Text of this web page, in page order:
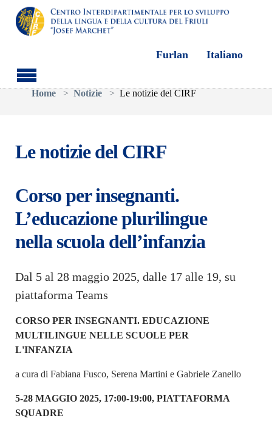
Skip to main content
Furlan Italiano
You are here:
Home
Notizie Le notizie del CIRF
Le notizie del CIRF
Corso per insegnanti.
L’educazione plurilingue
nella scuola dell’infanzia
Dal 5 al 28 maggio 2025, dalle 17 alle 19, su
piattaforma Teams
CORSO PER INSEGNANTI. EDUCAZIONE
MULTILINGUE NELLE SCUOLE PER
L'INFANZIA
a cura di Fabiana Fusco, Serena Martini e Gabriele Zanello
5-28 MAGGIO 2025, 17:00-19:00, PIATTAFORMA
SQUADRE